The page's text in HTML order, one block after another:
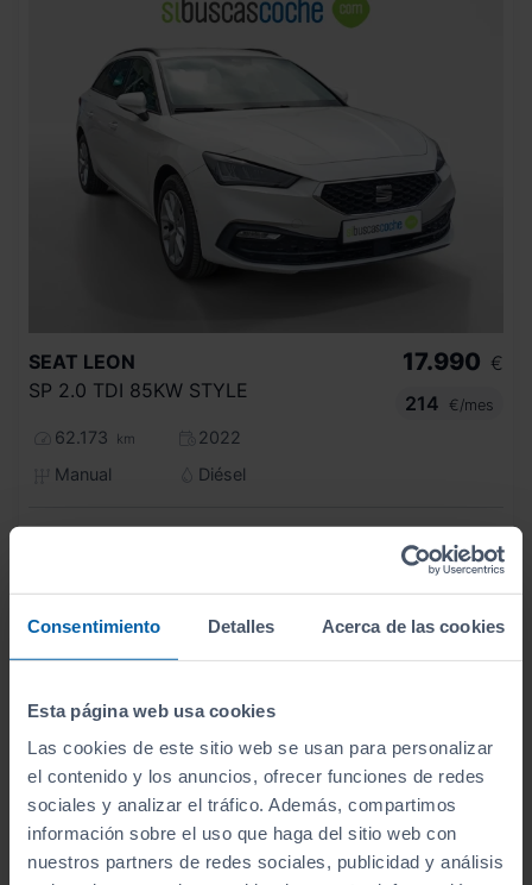
Consentimiento Detalles Acerca de las cookies
Esta página web usa cookies
Las cookies de este sitio web se usan para personalizar
el contenido y los anuncios, ofrecer funciones de redes
sociales y analizar el tráfico. Además, compartimos
información sobre el uso que haga del sitio web con
nuestros partners de redes sociales, publicidad y análisis
SEAT LEON
SP 2.0 TDI 85KW STYLE
62.173 km
2022
Manual
Diésel
17.990 €
214
€/mes